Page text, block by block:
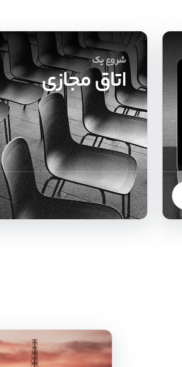
شروع یک
اتاق مجازی